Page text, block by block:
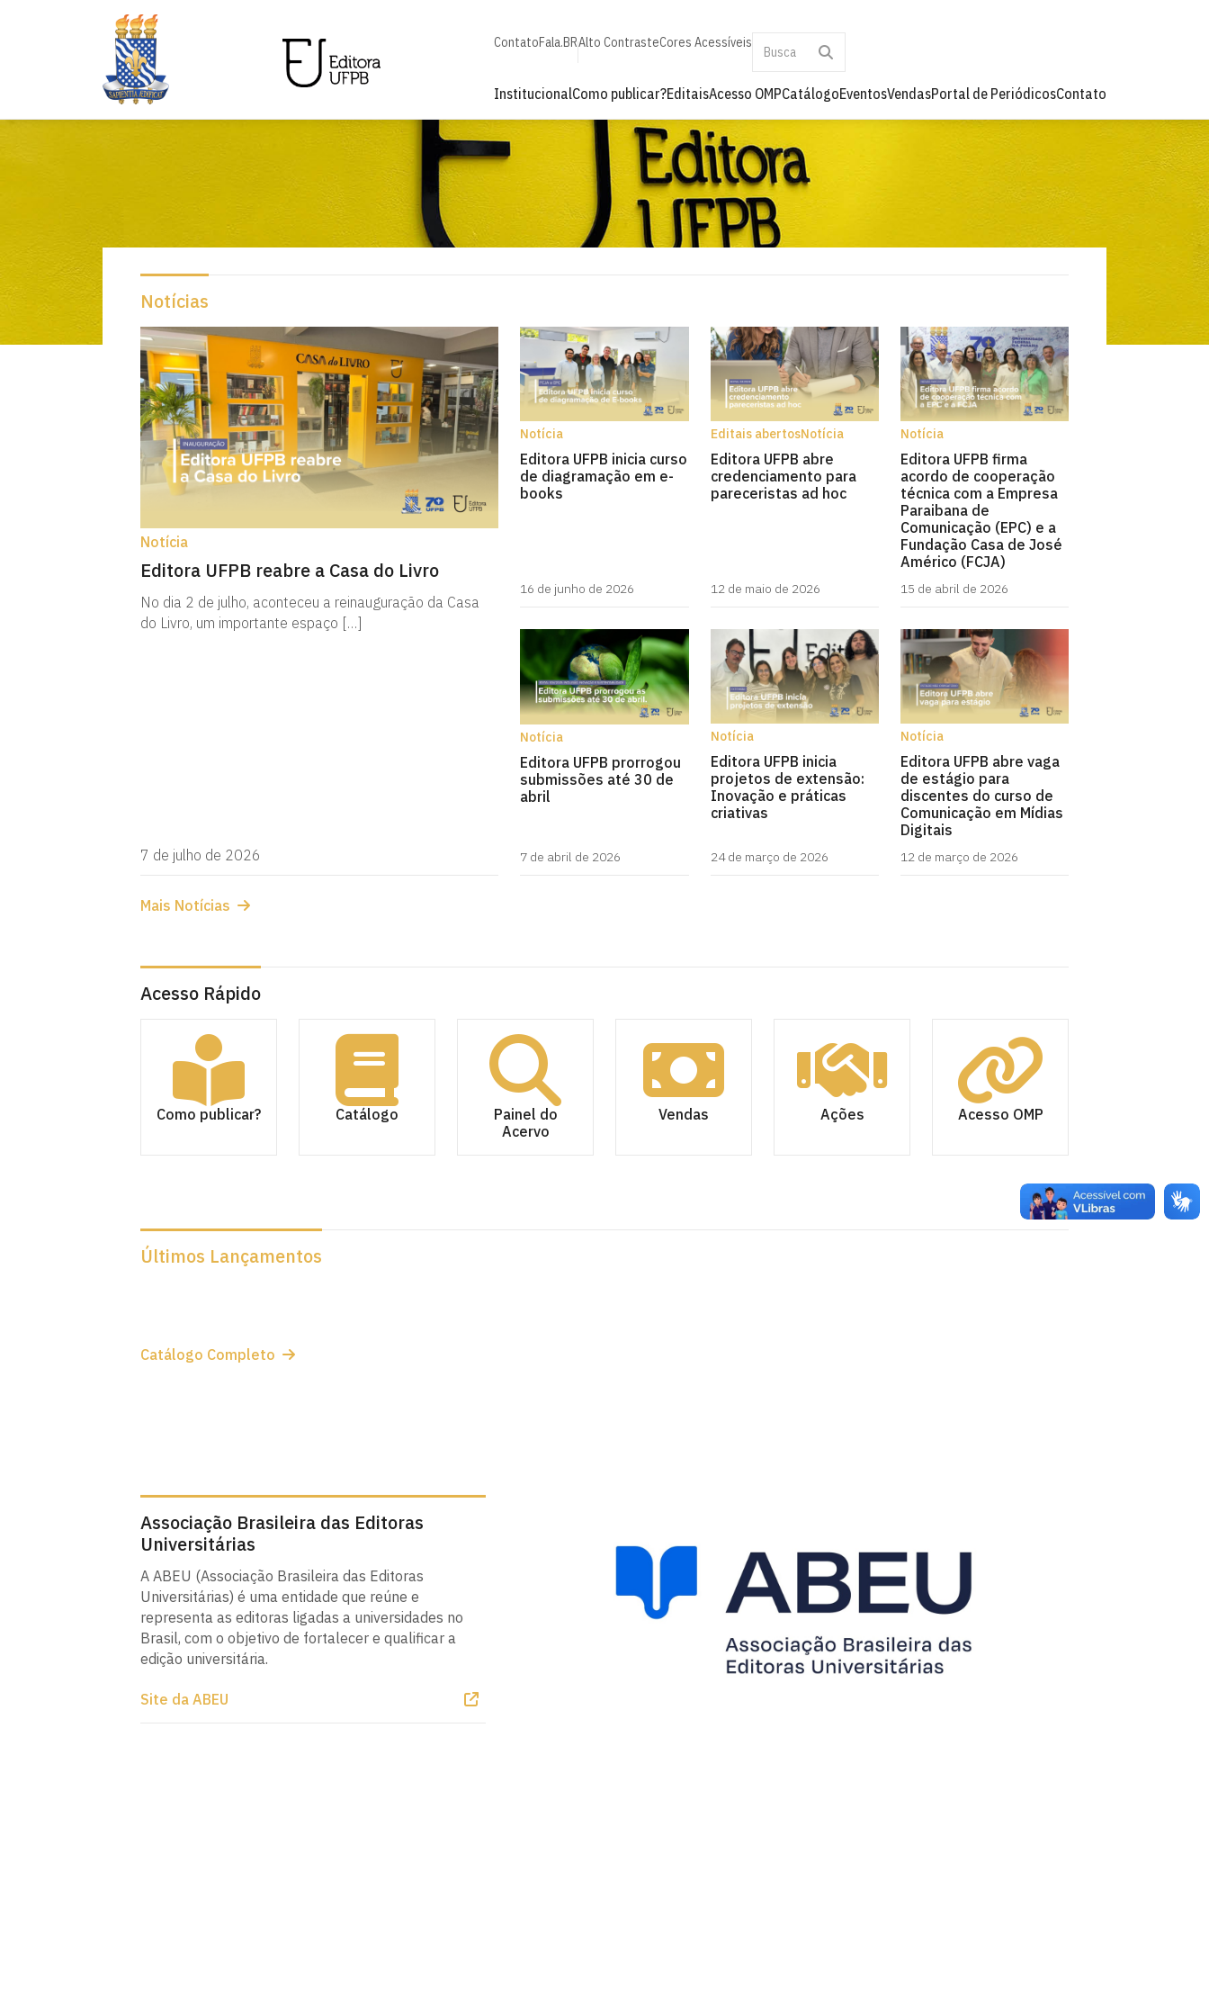
ContatoFala.BRAlto ContrasteCores Acessíveis
InstitucionalComo publicar?EditaisAcesso OMPCatálogoEventosVendasPortal de PeriódicosContato
Notícias
Notícia
Editora UFPB reabre a Casa do Livro
No dia 2 de julho, aconteceu a reinauguração da Casa
do Livro, um importante espaço […]
7 de julho de 2026
Notícia
Editora UFPB inicia curso
de diagramação em e-
books
16 de junho de 2026
Editais abertosNotícia
Editora UFPB abre
credenciamento para
pareceristas ad hoc
12 de maio de 2026
Notícia
Editora UFPB firma
acordo de cooperação
técnica com a Empresa
Paraibana de
Comunicação (EPC) e a
Fundação Casa de José
Américo (FCJA)
15 de abril de 2026
Notícia
Editora UFPB prorrogou
submissões até 30 de
abril
7 de abril de 2026
Notícia
Editora UFPB inicia
projetos de extensão:
Inovação e práticas
criativas
24 de março de 2026
Notícia
Editora UFPB abre vaga
de estágio para
discentes do curso de
Comunicação em Mídias
Digitais
12 de março de 2026
Mais Notícias
Acesso Rápido
Como publicar? Catálogo
Painel do
Acervo
Vendas Ações Acesso OMP
Últimos Lançamentos
Catálogo Completo
Associação Brasileira das Editoras
Universitárias
A ABEU (Associação Brasileira das Editoras
Universitárias) é uma entidade que reúne e
representa as editoras ligadas a universidades no
Brasil, com o objetivo de fortalecer e qualificar a
edição universitária.
Site da ABEU